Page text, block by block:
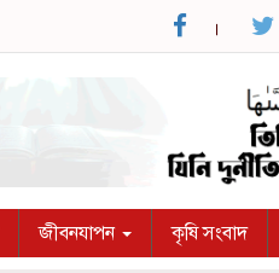
জীবনযাপন কৃষি সংবাদ